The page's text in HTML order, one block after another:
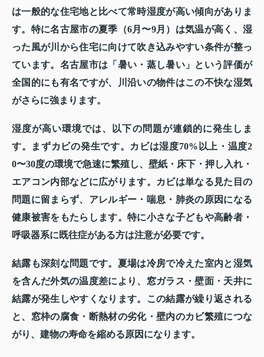
は一般的な住宅地と比べて常時湿度が高い傾向がありま
す。特に名古屋市の夏季（6月〜9月）は気温が高く、湿
った風が川から住宅に向けて吹き込みやすい条件が整っ
ています。名古屋市は「暑い・蒸し暑い」という評価が
全国的にも有名ですが、川沿いの物件はこの不快な湿気
がさらに強まります。
湿度が高い環境では、以下の問題が連鎖的に発生しま
す。まずカビの発生です。カビは湿度70%以上・温度2
0〜30度の環境で急速に繁殖し、壁紙・床下・押し入れ・
エアコン内部などに広がります。カビは単なる見た目の
問題に留まらず、アレルギー・喘息・肺炎の原因になる
健康被害をもたらします。特に小さな子どもや高齢者・
呼吸器系に既往症がある方は注意が必要です。
結露も深刻な問題です。夏場は冷房で冷えた室内と湿気
を含んだ外気の温度差により、窓ガラス・壁面・天井に
結露が発生しやすくなります。この結露が繰り返される
と、窓枠の腐食・断熱材の劣化・壁内のカビ繁殖につな
がり、建物の寿命を縮める原因になります。